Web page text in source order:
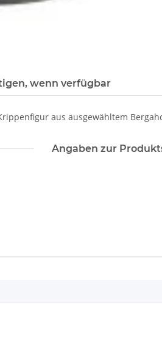
wenn verfügbar
aus ausgewähltem
Angaben zur